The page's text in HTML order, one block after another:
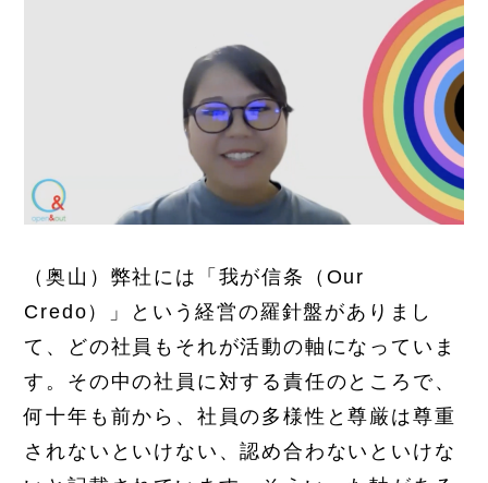
（奥山）弊社には「我が信条（Our
Credo）」という経営の羅針盤がありまし
て、どの社員もそれが活動の軸になっていま
す。その中の社員に対する責任のところで、
何十年も前から、社員の多様性と尊厳は尊重
されないといけない、認め合わないといけな